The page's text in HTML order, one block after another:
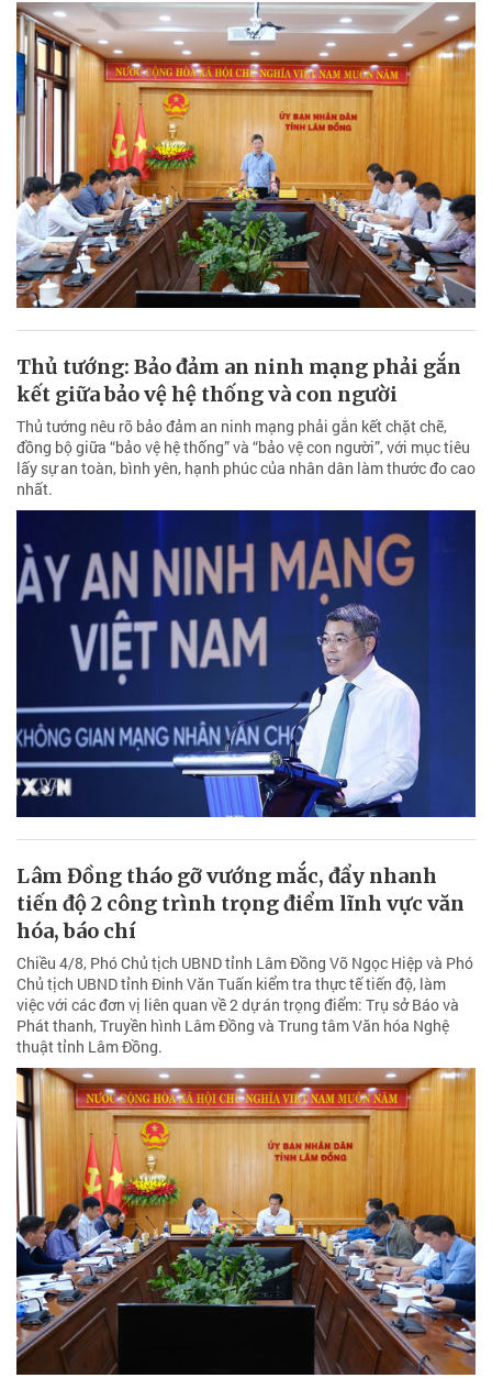
Thủ tướng: Bảo đảm an ninh mạng phải gắn
kết giữa bảo vệ hệ thống và con người
Thủ tướng nêu rõ bảo đảm an ninh mạng phải gắn kết chặt chẽ,
đồng bộ giữa “bảo vệ hệ thống” và “bảo vệ con người”, với mục tiêu
lấy sự an toàn, bình yên, hạnh phúc của nhân dân làm thước đo cao
nhất.
Lâm Đồng tháo gỡ vướng mắc, đẩy nhanh
tiến độ 2 công trình trọng điểm lĩnh vực văn
hóa, báo chí
Chiều 4/8, Phó Chủ tịch UBND tỉnh Lâm Đồng Võ Ngọc Hiệp và Phó
Chủ tịch UBND tỉnh Đinh Văn Tuấn kiểm tra thực tế tiến độ, làm
việc với các đơn vị liên quan về 2 dự án trọng điểm: Trụ sở Báo và
Phát thanh, Truyền hình Lâm Đồng và Trung tâm Văn hóa Nghệ
thuật tỉnh Lâm Đồng.